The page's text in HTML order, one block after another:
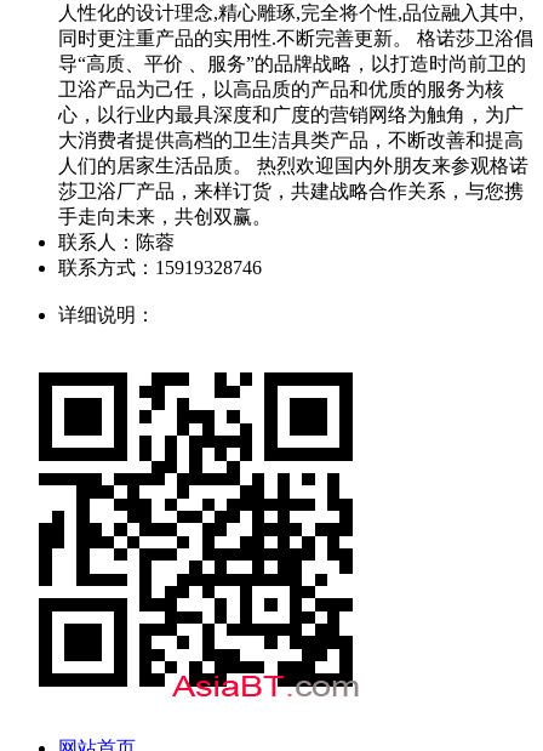
人性化的设计理念,精心雕琢,完全将个性,品位融入其中,
同时更注重产品的实用性.不断完善更新。 格诺莎卫浴倡
导“高质、平价 、服务”的品牌战略，以打造时尚前卫的
卫浴产品为己任，以高品质的产品和优质的服务为核
心，以行业内最具深度和广度的营销网络为触角，为广
大消费者提供高档的卫生洁具类产品，不断改善和提高
人们的居家生活品质。 热烈欢迎国内外朋友来参观格诺
莎卫浴厂产品，来样订货，共建战略合作关系，与您携
手走向未来，共创双赢。
联系人：陈蓉
联系方式：15919328746
详细说明：